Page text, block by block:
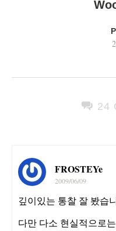
24
FROSTEYe
2009/06/09
깊이있는 통찰 잘 봤습
다만 다소 현실적으로